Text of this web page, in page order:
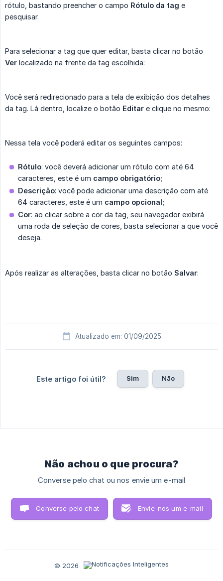
rótulo, bastando preencher o campo Rótulo da tag e
pesquisar.
Para selecionar a tag que quer editar, basta clicar no botão
Ver localizado na frente da tag escolhida:
Você será redirecionado para a tela de exibição dos detalhes
da tag. Lá dentro, localize o botão Editar e clique no mesmo:
Nessa tela você poderá editar os seguintes campos:
Rótulo: você deverá adicionar um rótulo com até 64
caracteres, este é um campo obrigatório;
Descrição: você pode adicionar uma descrição com até
64 caracteres, este é um campo opcional;
Cor: ao clicar sobre a cor da tag, seu navegador exibirá
uma roda de seleção de cores, basta selecionar a que você
deseja.
Após realizar as alterações, basta clicar no botão Salvar:
Atualizado em: 01/09/2025
Este artigo foi útil? Sim Não
Não achou o que procura?
Converse pelo chat ou nos envie um e-mail
Converse pelo chat Envie-nos um e-mail
© 2026